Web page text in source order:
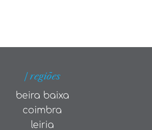
| regiões
beira baixa
coimbra
leiria